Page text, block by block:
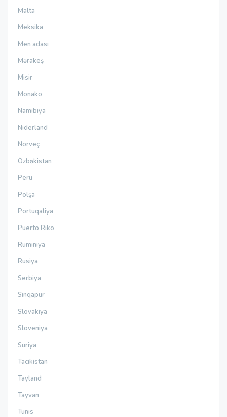
Malta
Meksika
Men adası
Mərakeş
Misir
Monako
Namibiya
Niderland
Norveç
Özbəkistan
Peru
Polşa
Portuqaliya
Puerto Riko
Rumıniya
Rusiya
Serbiya
Sinqapur
Slovakiya
Sloveniya
Suriya
Tacikistan
Tayland
Tayvan
Tunis